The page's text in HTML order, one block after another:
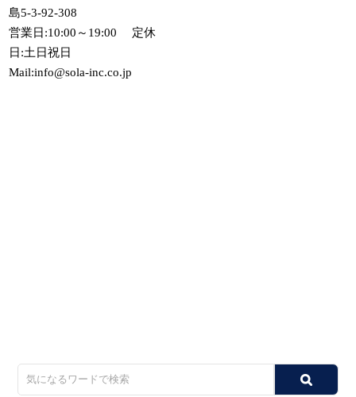
島5-3-92-308
営業日:10:00～19:00 定休
日:土日祝日
Mail:info@sola-inc.co.jp